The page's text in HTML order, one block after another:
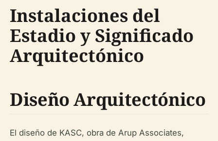
Instalaciones del
Estadio y Significado
Arquitectónico
Diseño Arquitectónico
El diseño de KASC, obra de Arup Associates,